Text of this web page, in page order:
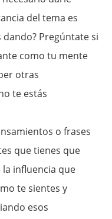
del tema es
Pregúntate si
como tu mente
otras
te estás
o frases
que tienes que
la influencia que
te sientes y
esos